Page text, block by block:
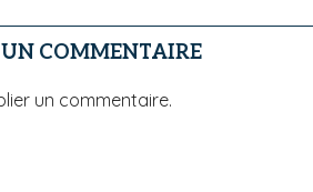
UN COMMENTAIRE
un commentaire.